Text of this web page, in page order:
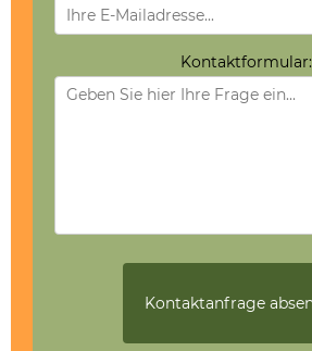
Kontaktformular: